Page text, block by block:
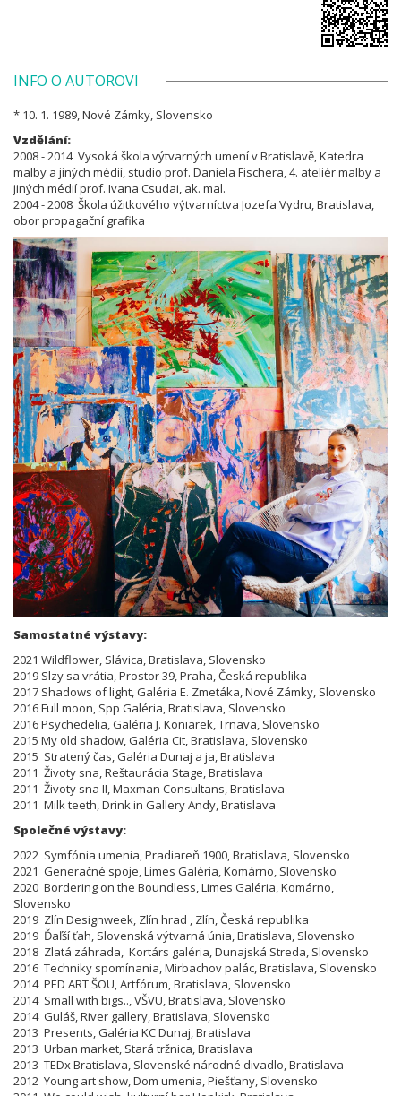
INFO O AUTOROVI
* 10. 1. 1989, Nové Zámky, Slovensko
Vzdělání:
2008 - 2014 Vysoká škola výtvarných umení v Bratislavě, Katedra
malby a jiných médií, studio prof. Daniela Fischera, 4. ateliér malby a
jiných médií prof. Ivana Csudai, ak. mal.
2004 - 2008 Škola úžitkového výtvarníctva Jozefa Vydru, Bratislava,
obor propagační grafika
Samostatné výstavy:
2021 Wildflower, Slávica, Bratislava, Slovensko
2019 Slzy sa vrátia, Prostor 39, Praha, Česká republika
2017 Shadows of light, Galéria E. Zmetáka, Nové Zámky, Slovensko
2016 Full moon, Spp Galéria, Bratislava, Slovensko
2016 Psychedelia, Galéria J. Koniarek, Trnava, Slovensko
2015 My old shadow, Galéria Cit, Bratislava, Slovensko
2015 Stratený čas, Galéria Dunaj a ja, Bratislava
2011 Životy sna, Reštaurácia Stage, Bratislava
2011 Životy sna II, Maxman Consultans, Bratislava
2011 Milk teeth, Drink in Gallery Andy, Bratislava
Společné výstavy:
2022 Symfónia umenia, Pradiareň 1900, Bratislava, Slovensko
2021 Generačné spoje, Limes Galéria, Komárno, Slovensko
2020 Bordering on the Boundless, Limes Galéria, Komárno,
Slovensko
2019 Zlín Designweek, Zlín hrad , Zlín, Česká republika
2019 Ďaľší ťah, Slovenská výtvarná únia, Bratislava, Slovensko
2018 Zlatá záhrada, Kortárs galéria, Dunajská Streda, Slovensko
2016 Techniky spomínania, Mirbachov palác, Bratislava, Slovensko
2014 PED ART ŠOU, Artfórum, Bratislava, Slovensko
2014 Small with bigs.., VŠVU, Bratislava, Slovensko
2014 Guláš, River gallery, Bratislava, Slovensko
2013 Presents, Galéria KC Dunaj, Bratislava
2013 Urban market, Stará tržnica, Bratislava
2013 TEDx Bratislava, Slovenské národné divadlo, Bratislava
2012 Young art show, Dom umenia, Piešťany, Slovensko